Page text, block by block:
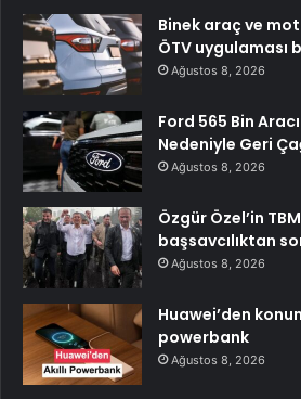
Binek araç ve
ÖTV uygulaması
Ağustos 8, 2026
Ford 565 Bin
Nedeniyle Geri
Ağustos 8, 2026
Özgür Özel’in
başsavcılıktan
Ağustos 8, 2026
Huawei’den
powerbank
Ağustos 8, 2026